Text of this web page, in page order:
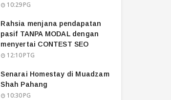
10:29 PG
Rahsia menjana pendapatan
pasif TANPA MODAL dengan
menyertai CONTEST SEO
12:10 PTG
Senarai Homestay di Muadzam
Shah Pahang
10:30 PG